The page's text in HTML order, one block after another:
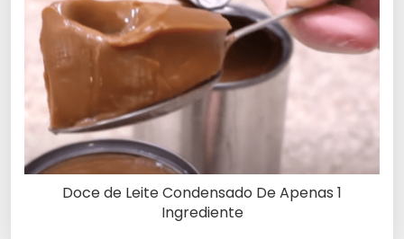
Doce de Leite Condensado De Apenas 1
Ingrediente